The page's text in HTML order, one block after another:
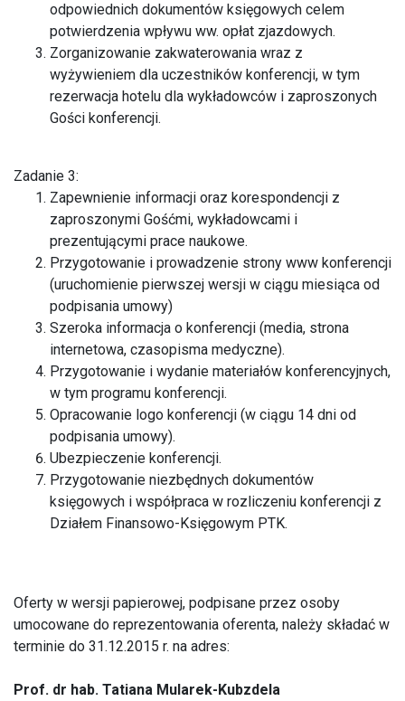
odpowiednich dokumentów księgowych celem
potwierdzenia wpływu ww. opłat zjazdowych.
Zorganizowanie zakwaterowania wraz z
wyżywieniem dla uczestników konferencji, w tym
rezerwacja hotelu dla wykładowców i zaproszonych
Gości konferencji.
Zadanie 3:
Zapewnienie informacji oraz korespondencji z
zaproszonymi Gośćmi, wykładowcami i
prezentującymi prace naukowe.
Przygotowanie i prowadzenie strony www konferencji
(uruchomienie pierwszej wersji w ciągu miesiąca od
podpisania umowy)
Szeroka informacja o konferencji (media, strona
internetowa, czasopisma medyczne).
Przygotowanie i wydanie materiałów konferencyjnych,
w tym programu konferencji.
Opracowanie logo konferencji (w ciągu 14 dni od
podpisania umowy).
Ubezpieczenie konferencji.
Przygotowanie niezbędnych dokumentów
księgowych i współpraca w rozliczeniu konferencji z
Działem Finansowo-Księgowym PTK.
Oferty w wersji papierowej, podpisane przez osoby
umocowane do reprezentowania oferenta, należy składać w
terminie do 31.12.2015 r. na adres:
Prof. dr hab. Tatiana Mularek-Kubzdela